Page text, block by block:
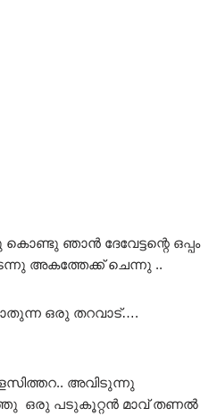
ഞാൻ ദേവേട്ടന്റെ ഒപ്പം
അകത്തേക്ക് ചെന്നു ..
ഒരു തറവാട്….
അവിടുന്നു
ഒരു പടുകൂറ്റൻ മാവ് തണൽ